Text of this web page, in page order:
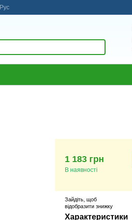
Рус
1 183 грн
В наявності
Зайдіть , щоб
відобразити знижку
Характеристики